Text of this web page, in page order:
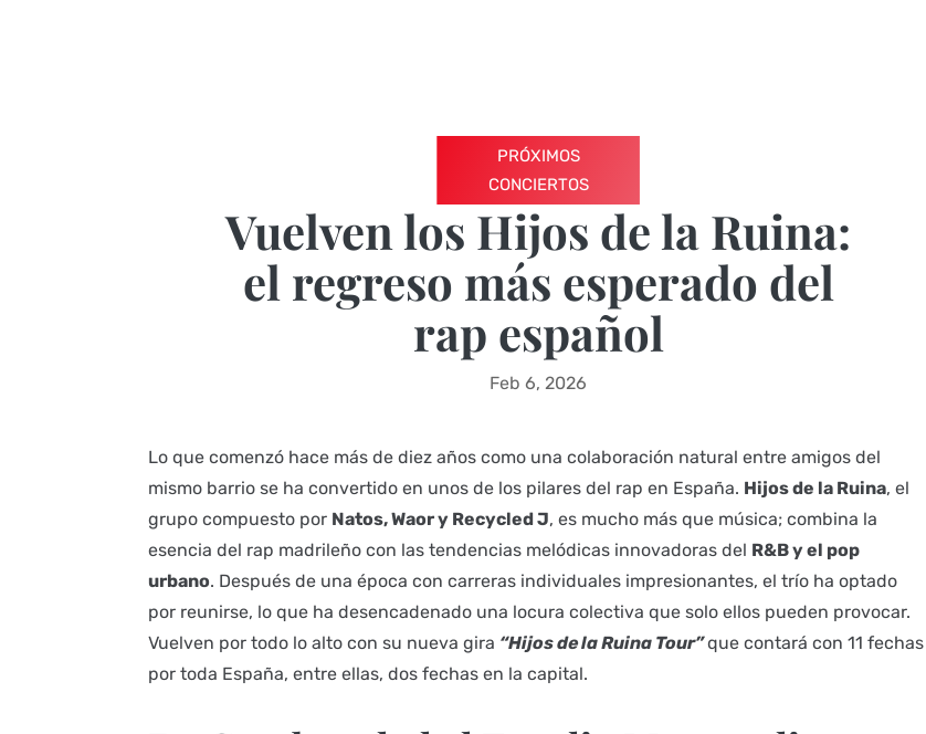
PRÓXIMOS
CONCIERTOS
Vuelven los Hijos de la Ruina:
el regreso más esperado del
rap español
Feb 6, 2026
Lo que comenzó hace más de diez años como una colaboración natural entre amigos del
mismo barrio se ha convertido en unos de los pilares del rap en España. Hijos de la Ruina, el
grupo compuesto por Natos, Waor y Recycled J, es mucho más que música; combina la
esencia del rap madrileño con las tendencias melódicas innovadoras del R&B y el pop
urbano. Después de una época con carreras individuales impresionantes, el trío ha optado
por reunirse, lo que ha desencadenado una locura colectiva que solo ellos pueden provocar.
Vuelven por todo lo alto con su nueva gira “Hijos de la Ruina Tour”que contará con 11 fechas
por toda España, entre ellas, dos fechas en la capital.